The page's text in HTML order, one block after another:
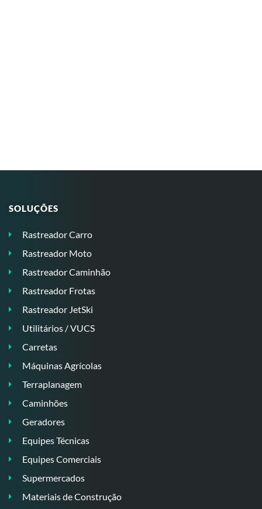
SOLUÇÕES
Rastreador Carro
Rastreador Moto
Rastreador Caminhão
Rastreador Frotas
Rastreador JetSki
Utilitários / VUCS
Carretas
Máquinas Agrícolas
Terraplanagem
Caminhões
Geradores
Equipes Técnicas
Equipes Comerciais
Supermercados
Materiais de Construção